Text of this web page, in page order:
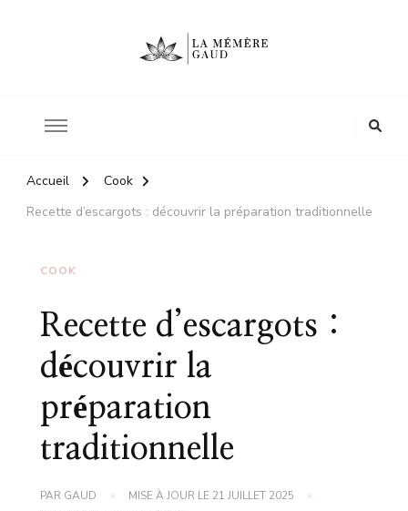
Accueil
Cook
Recette d’escargots : découvrir la préparation traditionnelle
COOK
Recette d’escargots :
découvrir la
préparation
traditionnelle
PAR GAUD MISE À JOUR LE 21 JUILLET 2025